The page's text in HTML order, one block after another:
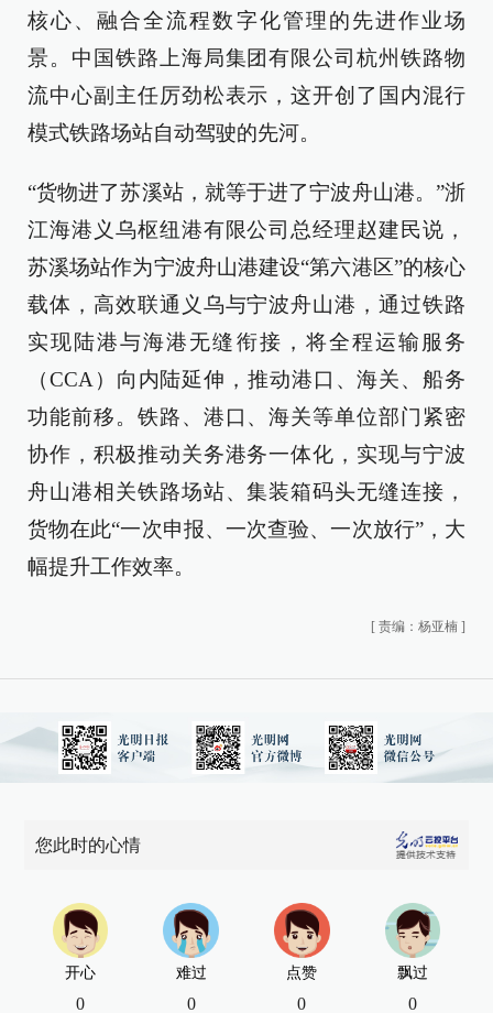
核心、融合全流程数字化管理的先进作业场
景。中国铁路上海局集团有限公司杭州铁路物
流中心副主任厉劲松表示，这开创了国内混行
模式铁路场站自动驾驶的先河。
“货物进了苏溪站，就等于进了宁波舟山港。”浙
江海港义乌枢纽港有限公司总经理赵建民说，
苏溪场站作为宁波舟山港建设“第六港区”的核心
载体，高效联通义乌与宁波舟山港，通过铁路
实现陆港与海港无缝衔接，将全程运输服务
（CCA）向内陆延伸，推动港口、海关、船务
功能前移。铁路、港口、海关等单位部门紧密
协作，积极推动关务港务一体化，实现与宁波
舟山港相关铁路场站、集装箱码头无缝连接，
货物在此“一次申报、一次查验、一次放行”，大
幅提升工作效率。
[ 责编：杨亚楠 ]
您此时的心情
开心
0
难过
0
点赞
0
飘过
0